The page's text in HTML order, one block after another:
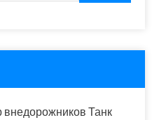
Танк